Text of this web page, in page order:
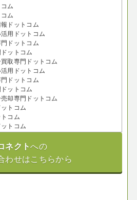
ム
ム
ドットコム
用ドットコム
ドットコム
ットコム
取専門ドットコム
用ドットコム
ドットコム
ットコム
却専門ドットコム
トコム
コム
トコム
ネクトへの
わせはこちらから